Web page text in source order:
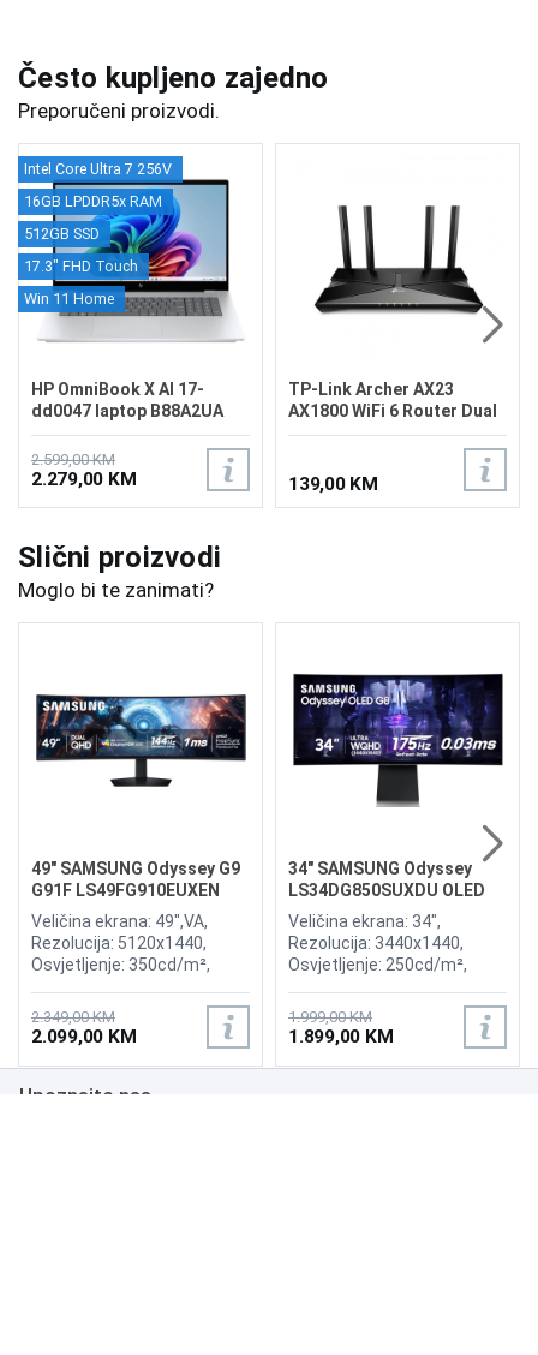
Često kupljeno zajedno
Preporučeni proizvodi.
Intel Core Ultra 7 256V
16GB LPDDR5x RAM
512GB SSD
17.3" FHD Touch
Win 11 Home
HP OmniBook X AI 17-
dd0047 laptop B88A2UA
2.599,00 KM
2.279,00 KM
TP-Link Archer AX23
AX1800 WiFi 6 Router Dual
Band
139,00 KM
Slični proizvodi
Moglo bi te zanimati?
49" SAMSUNG Odyssey G9
G91F LS49FG910EUXEN
144Hz Gaming Curved
Display
Veličina ekrana: 49",VA,
Rezolucija: 5120x1440,
Osvjetljenje: 350cd/m²,
Osvježenje: 144Hz, AMD
FreeSync Premium Pro,
Priključci: 2xHDMI 2.1,
DisplayPort, 2xUSB 3.2, USB-
B
2.349,00 KM
2.099,00 KM
34" SAMSUNG Odyssey
LS34DG850SUXDU OLED
G8 175Hz Gaming Curved
Display
Veličina ekrana: 34",
Rezolucija: 3440x1440,
Osvjetljenje: 250cd/m²,
Osvježenje: 175Hz, AMD
FreeSync Premium,
Wireless LAN, Bluetooth ,
Priključci: 2xHDMI,
1.999,00 KM
1.899,00 KM
Upoznajte nas